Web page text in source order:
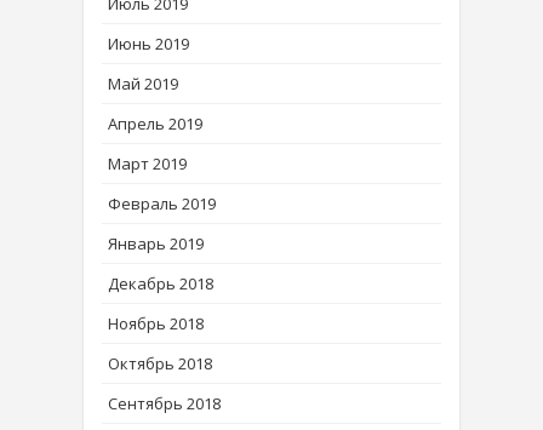
Июнь 2019
Май 2019
Апрель 2019
Март 2019
Февраль 2019
Январь 2019
Декабрь 2018
Ноябрь 2018
Октябрь 2018
Сентябрь 2018